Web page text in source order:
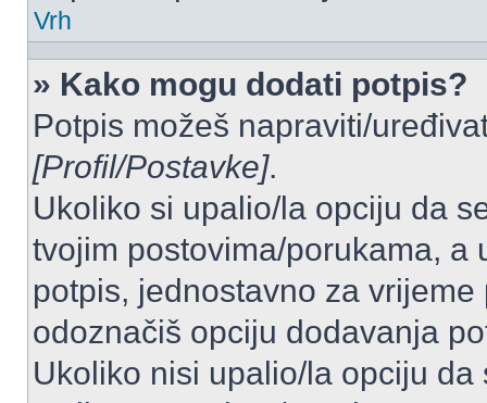
Vrh
» Kako mogu dodati potpis?
Potpis možeš napraviti/
[Profil/Postavke].
Ukoliko si upalio/la opciju da
tvojim postovima/porukama, a
potpis, jednostavno za
odoznačiš opciju dodavanja
Ukoliko nisi upalio/la opciju